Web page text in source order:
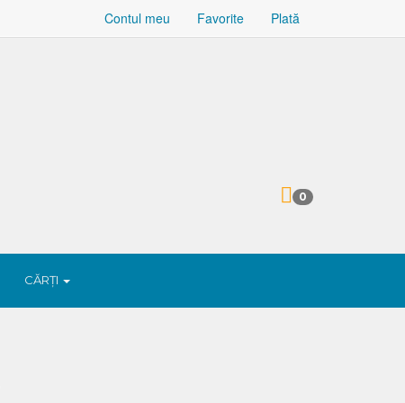
Contul meu Favorite Plată
0
CĂRȚI